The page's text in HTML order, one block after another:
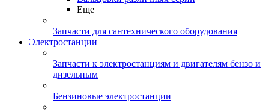
Еще
Запчасти для сантехнического оборудования
Электростанции
Запчасти к электростанциям и двигателям бензо и
дизельным
Бензиновые электростанции